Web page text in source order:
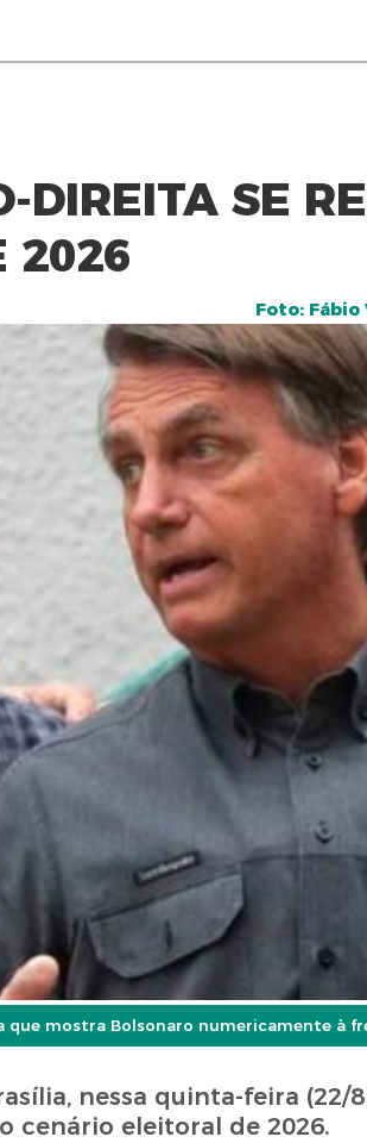
DIREITA SE
2026
Foto:
que mostra Bolsonaro numericamente à
nessa quinta-feira (22/
cenário eleitoral de 2026.